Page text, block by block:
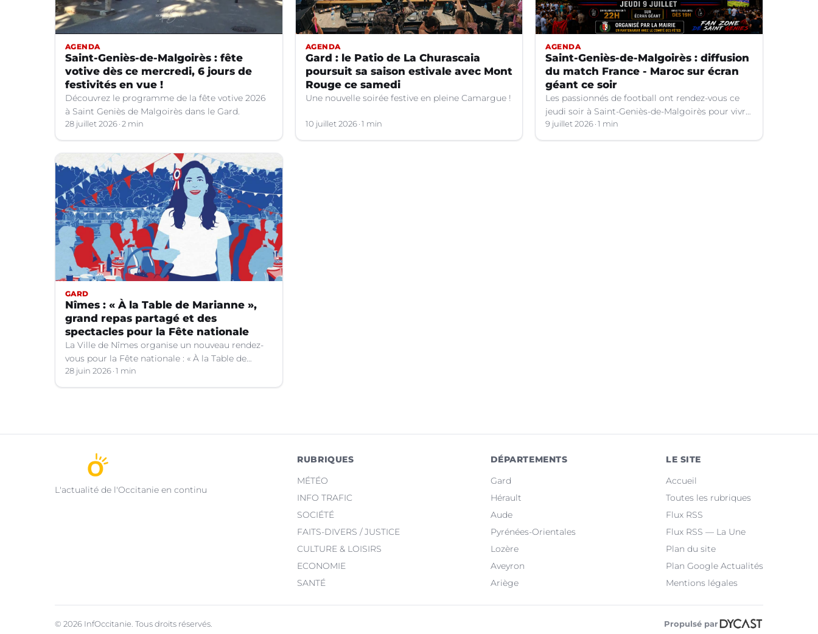
AGENDA
Saint-Geniès-de-Malgoirès : fête
votive dès ce mercredi, 6 jours de
festivités en vue !
Découvrez le programme de la fête votive 2026
à Saint Geniès de Malgoirès dans le Gard.
28 juillet 2026 2 min
AGENDA
Gard : le Patio de La Churascaia
poursuit sa saison estivale avec Mont
Rouge ce samedi
Une nouvelle soirée festive en pleine Camargue !
10 juillet 2026 1 min
AGENDA
Saint-Geniès-de-Malgoirès : diffusion
du match France - Maroc sur écran
géant ce soir
Les passionnés de football ont rendez-vous ce
jeudi soir à Saint-Geniès-de-Malgoirès pour vivre
ensemble l'un des temps forts de la Coupe du
Monde 2026.
9 juillet 2026 1 min
GARD
Nîmes : « À la Table de Marianne »,
grand repas partagé et des
spectacles pour la Fête nationale
La Ville de Nîmes organise un nouveau rendez-
vous pour la Fête nationale : « À la Table de
Marianne », le 13 juillet prochain.
28 juin 2026 1 min
L'actualité de l'Occitanie en continu
RUBRIQUES
MÉTÉO
INFO TRAFIC
SOCIÉTÉ
FAITS-DIVERS / JUSTICE
CULTURE & LOISIRS
ECONOMIE
SANTÉ
DÉPARTEMENTS
Gard
Hérault
Aude
Pyrénées-Orientales
Lozère
Aveyron
Ariège
LE SITE
Accueil
Toutes les rubriques
Flux RSS
Flux RSS — La Une
Plan du site
Plan Google Actualités
Mentions légales
© 2026 InfOccitanie. Tous droits réservés. Propulsé par